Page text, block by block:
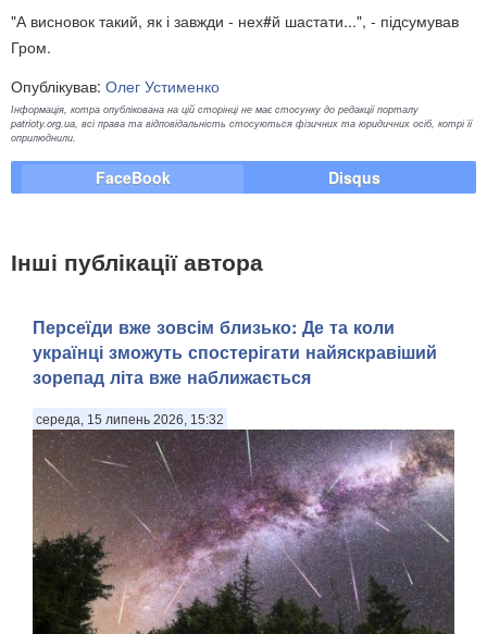
"А висновок такий, як і завжди - нех#й шастати...", - підсумував
Гром.
Опублікував: Олег Устименко
Інформація, котра опублікована на цій сторінці не має стосунку до редакції порталу
patrioty.org.ua, всі права та відповідальність стосуються фізичних та юридичних осіб, котрі її
оприлюднили.
FaceBook Disqus
Інші публікації автора
Персеїди вже зовсім близько: Де та коли
українці зможуть спостерігати найяскравіший
зорепад літа вже наближається
середа, 15 липень 2026, 15:32